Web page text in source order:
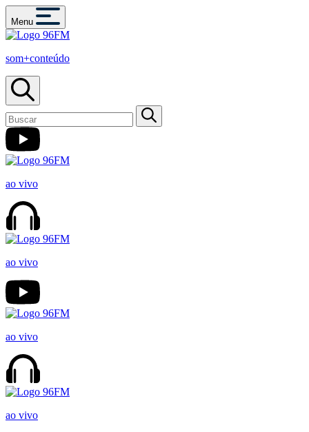
Menu
som+conteúdo
ao vivo
ao vivo
ao vivo
ao vivo